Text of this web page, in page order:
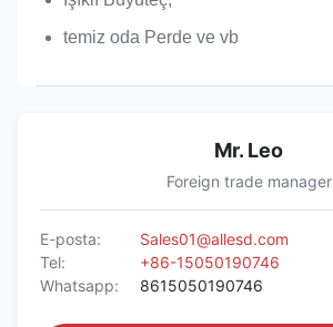
temiz oda Perde ve vb
Mr. Leo
Foreign trade manager
E-posta:
Sales01@allesd.com
Tel:
+86-15050190746
Whatsapp:
8615050190746